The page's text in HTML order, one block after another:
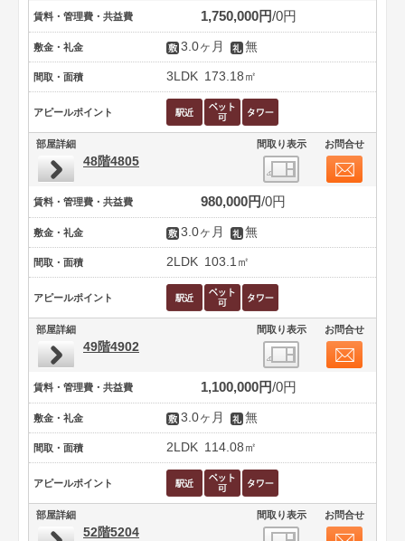
賃料・管理費・共益費 1,750,000円 0円
敷金・礼金 3.0ヶ月 無
間取・面積 3LDK 173.18㎡
アピールポイント
部屋詳細 間取り表示 お問合せ
48階4805
賃料・管理費・共益費 980,000円 0円
敷金・礼金 3.0ヶ月 無
間取・面積 2LDK 103.1㎡
アピールポイント
部屋詳細 間取り表示 お問合せ
49階4902
賃料・管理費・共益費 1,100,000円 0円
敷金・礼金 3.0ヶ月 無
間取・面積 2LDK 114.08㎡
アピールポイント
部屋詳細 間取り表示 お問合せ
52階5204